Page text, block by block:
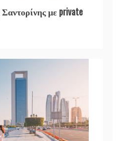
με private